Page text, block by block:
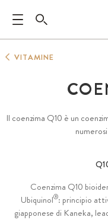
VITAMINE
Il coenzima Q10 è un
Coenzima Q10
Ubiquinol®: principio
giapponese di Kaneka,